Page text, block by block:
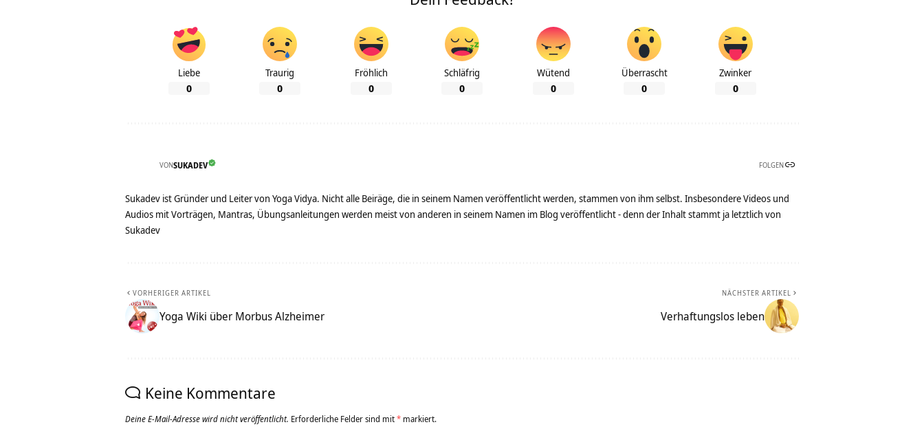
Liebe
0
Traurig
0
Fröhlich
0
Schläfrig
0
Wütend
0
Überrascht
0
Zwinker
0
VONSUKADEV FOLGEN
Sukadev ist Gründer und Leiter von Yoga Vidya. Nicht alle Beiräge, die in seinem Namen veröffentlicht werden, stammen von ihm selbst. Insbesondere Videos und
Audios mit Vorträgen, Mantras, Übungsanleitungen werden meist von anderen in seinem Namen im Blog veröffentlicht - denn der Inhalt stammt ja letztlich von
Sukadev
VORHERIGER ARTIKEL
Yoga Wiki über Morbus Alzheimer
NÄCHSTER ARTIKEL
Verhaftungslos leben
Keine Kommentare
Deine E-Mail-Adresse wird nicht veröffentlicht. Erforderliche Felder sind mit* markiert.